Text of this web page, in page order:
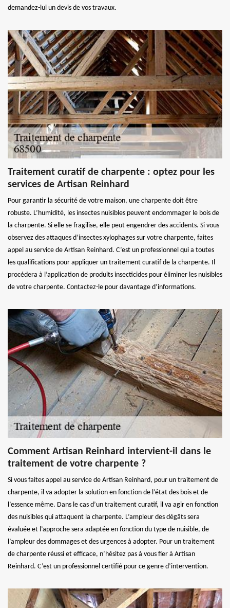
demandez-lui un devis de vos travaux.
Traitement curatif de charpente : optez pour les
services de Artisan Reinhard
Pour garantir la sécurité de votre maison, une charpente doit être
robuste. L’humidité, les insectes nuisibles peuvent endommager le bois de
la charpente. Si elle se fragilise, elle peut engendrer des accidents. Si vous
observez des attaques d’insectes xylophages sur votre charpente, faites
appel au service de Artisan Reinhard. C’est un professionnel qui a toutes
les qualifications pour appliquer un traitement curatif de la charpente. Il
procédera à l’application de produits insecticides pour éliminer les nuisibles
de votre charpente. Contactez-le pour davantage d’informations.
Comment Artisan Reinhard intervient-il dans le
traitement de votre charpente ?
Si vous faites appel au service de Artisan Reinhard, pour un traitement de
charpente, il va adopter la solution en fonction de l’état des bois et de
l’essence même. Dans le cas d’un traitement curatif, il va agir en fonction
des nuisibles qui attaquent la charpente. L’ampleur des dégâts sera
évaluée et l’approche sera adaptée en fonction du type de nuisible, de
l’ampleur des dommages et des urgences à adopter. Pour un traitement
de charpente réussi et efficace, n’hésitez pas à vous fier à Artisan
Reinhard. C’est un professionnel certifié pour ce genre d’intervention.